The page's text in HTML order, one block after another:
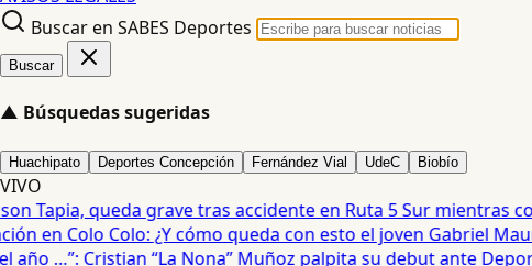
Buscar en SABES Deportes
Buscar
▲ Búsquedas sugeridas
Huachipato Deportes Concepción Fernández Vial UdeC Biobío
VIVO
Tapia, queda grave tras accidente en Ruta 5 Sur mientras
en Colo Colo: ¿Y cómo queda con esto el joven Gabriel
…”: Cristian “La Nona” Muñoz palpita su debut ante